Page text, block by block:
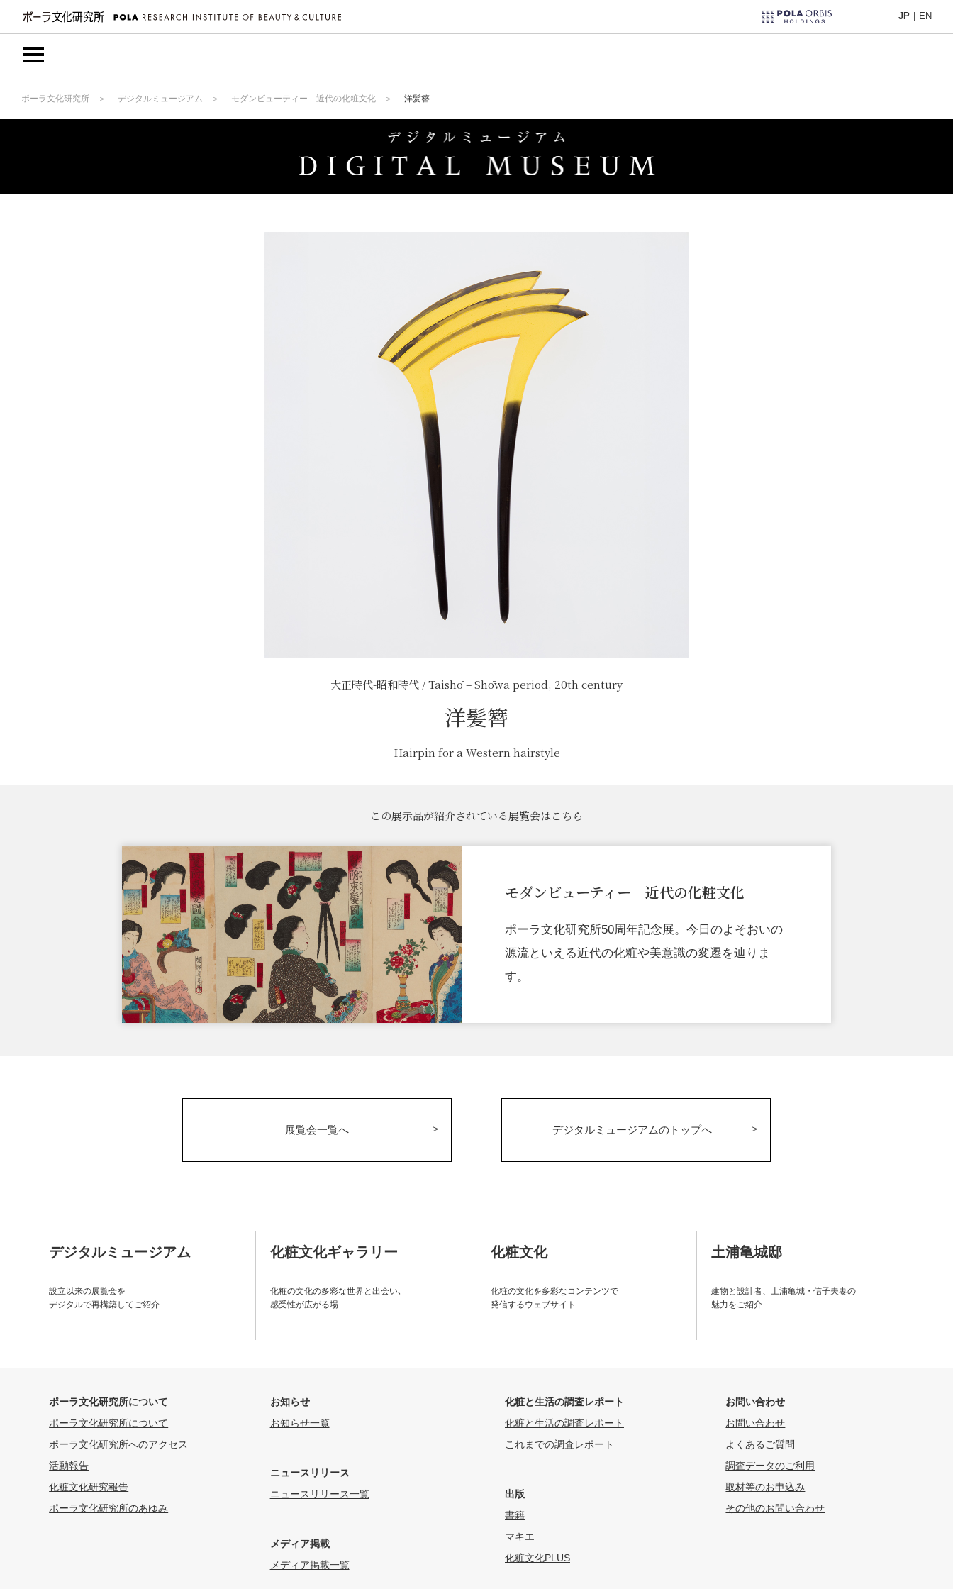
JP EN
ポーラ文化研究所 デジタルミュージアム モダンビューティー 近代の化粧文化 洋髪簪
大正時代-昭和時代 / Taishō – Shōwa period, 20th century
洋髪簪
Hairpin for a Western hairstyle
この展示品が紹介されている展覧会はこちら
モダンビューティー 近代の化粧文化
ポーラ文化研究所50周年記念展。今日のよそおいの
源流といえる近代の化粧や美意識の変遷を辿りま
す。
展覧会一覧へ デジタルミュージアムのトップへ
デジタルミュージアム
設立以来の展覧会を
デジタルで再構築してご紹介
化粧文化ギャラリー
化粧の文化の多彩な世界と出会い､
感受性が広がる場
化粧文化
化粧の文化を多彩なコンテンツで
発信するウェブサイト
土浦亀城邸
建物と設計者、土浦亀城・信子夫妻の
魅力をご紹介
ポーラ文化研究所について
ポーラ文化研究所について
ポーラ文化研究所へのアクセス
活動報告
化粧文化研究報告
ポーラ文化研究所のあゆみ
お知らせ
お知らせ一覧
ニュースリリース
ニュースリリース一覧
メディア掲載
メディア掲載一覧
化粧と生活の調査レポート
化粧と生活の調査レポート
これまでの調査レポート
出版
書籍
マキエ
化粧文化PLUS
お問い合わせ
お問い合わせ
よくあるご質問
調査データのご利用
取材等のお申込み
その他のお問い合わせ